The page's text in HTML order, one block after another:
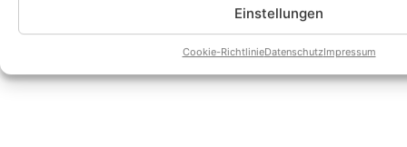
Einstellungen
Cookie-RichtlinieDatenschutzImpressum